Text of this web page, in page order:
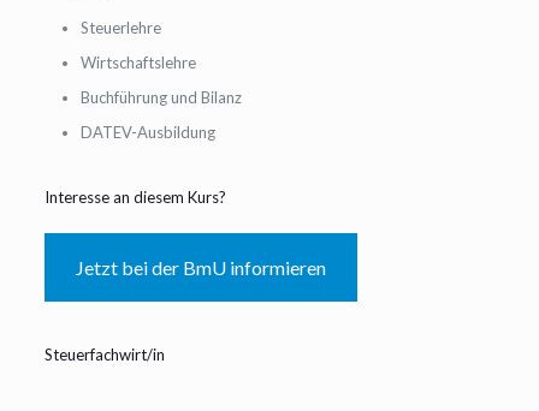
Steuerlehre
Wirtschaftslehre
Buchführung und Bilanz
DATEV-Ausbildung
Interesse an diesem Kurs?
Jetzt bei der BmU informieren
Steuerfachwirt/in